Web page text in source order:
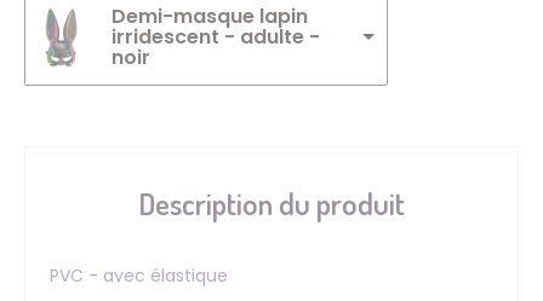
Demi-masque lapin
irridescent - adulte -
noir
Description du produit
PVC - avec élastique